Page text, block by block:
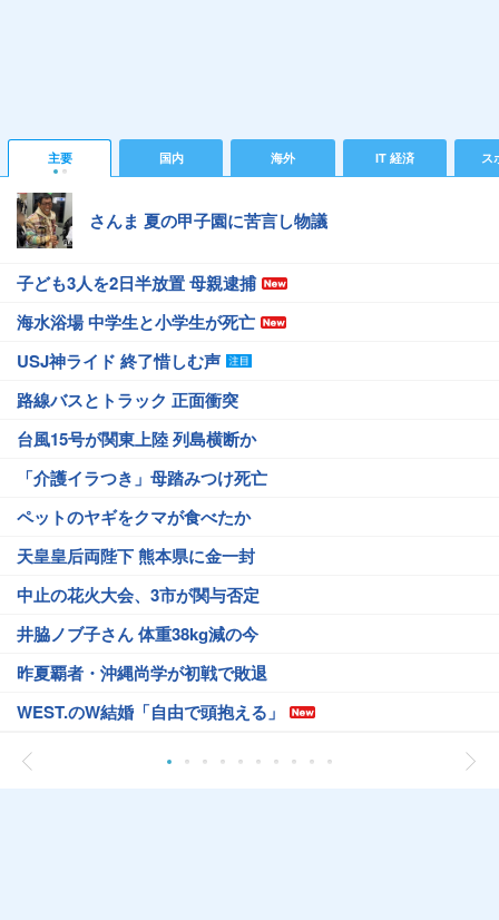
主要 国内 海外 IT 経済 ス
さんま 夏の甲子園に苦言し物議
子ども3人を2日半放置 母親逮捕
海水浴場 中学生と小学生が死亡
USJ神ライド 終了惜しむ声
路線バスとトラック 正面衝突
台風15号が関東上陸 列島横断か
「介護イラつき」母踏みつけ死亡
ペットのヤギをクマが食べたか
天皇皇后両陛下 熊本県に金一封
中止の花火大会、3市が関与否定
井脇ノブ子さん 体重38kg減の今
昨夏覇者・沖縄尚学が初戦で敗退
WEST.のW結婚「自由で頭抱える」